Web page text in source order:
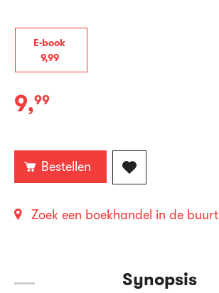
E-book
9,99
E-
9,99
Bestellen
Zoek een boekhandel in de buurt
Synopsis